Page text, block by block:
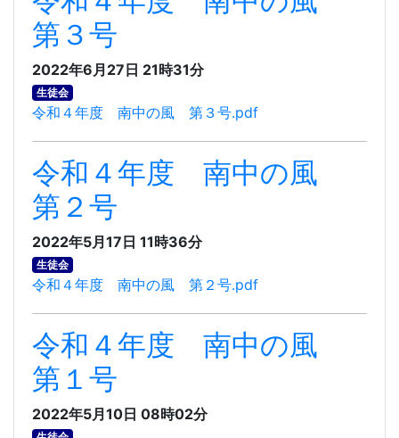
第３号
2022年6月27日 21時31分
生徒会
令和４年度 南中の風 第３号.pdf
令和４年度 南中の風
第２号
2022年5月17日 11時36分
生徒会
令和４年度 南中の風 第２号.pdf
令和４年度 南中の風
第１号
2022年5月10日 08時02分